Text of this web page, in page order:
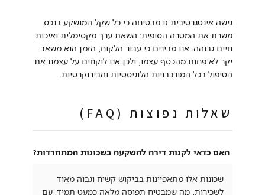
גישה אינטגרטיבית זו מבטיחה כי כל שקל המושקע בנכס
משרת את המטרה הסופית: השאת ערך מקסימלית ואיכות
חיים גבוהה. אנו מבינים כי עבור הלקוח, הזמן הוא משאב
יקר לא פחות מהכסף עצמו, ולכן אנו לוקחים על עצמנו את
הטיפול בכל המורכבויות הלוגיסטיות והבירוקרטיות.
שאלות נפוצות (FAQ)
האם כדאי לקנות דירה להשקעה בשכונות המתחרדות?
שכונות אלו מתאפיינות בביקוש קשיח וגבוה מאוד
לשכירות, מה שמבטיח תפוסה מלאה כמעט תמיד. עם